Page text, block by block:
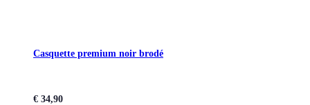
Casquette premium noir brodé
€ 34,90